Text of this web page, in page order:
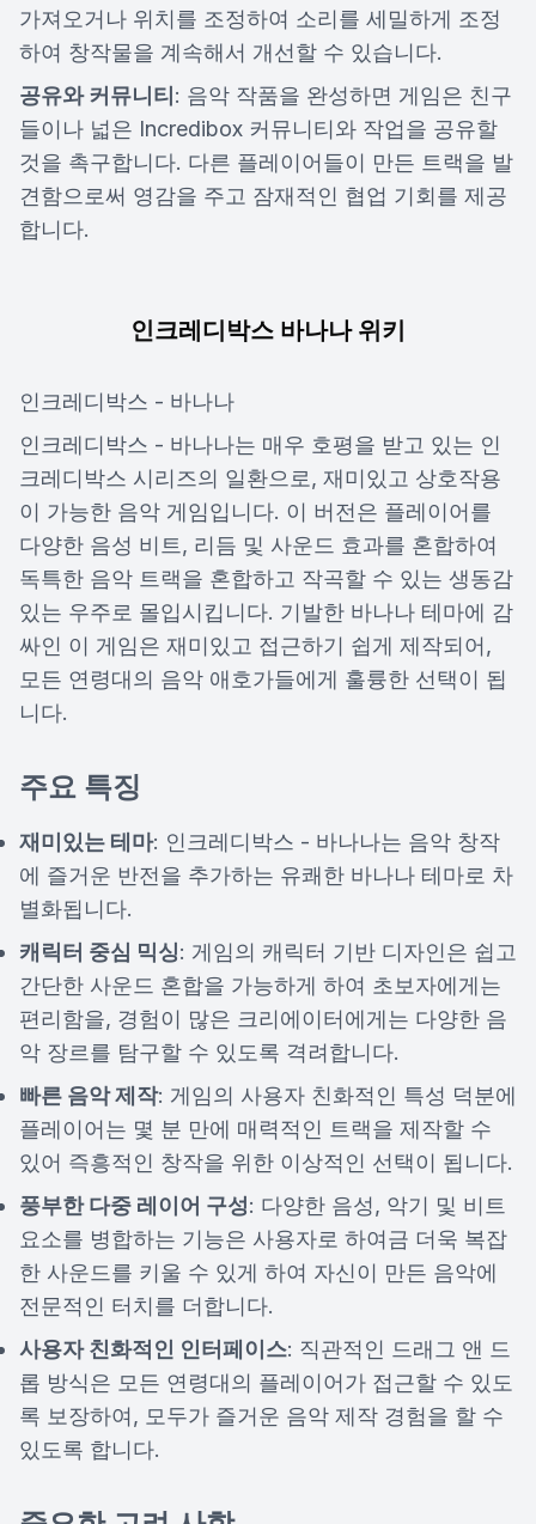
가져오거나 위치를 조정하여 소리를 세밀하게 조정
하여 창작물을 계속해서 개선할 수 있습니다.
공유와 커뮤니티 : 음악 작품을 완성하면 게임은 친구
들이나 넓은 Incredibox 커뮤니티와 작업을 공유할
것을 촉구합니다. 다른 플레이어들이 만든 트랙을 발
견함으로써 영감을 주고 잠재적인 협업 기회를 제공
합니다.
인크레디박스 바나나 위키
인크레디박스 - 바나나
인크레디박스 - 바나나는 매우 호평을 받고 있는 인
크레디박스 시리즈의 일환으로, 재미있고 상호작용
이 가능한 음악 게임입니다. 이 버전은 플레이어를
다양한 음성 비트, 리듬 및 사운드 효과를 혼합하여
독특한 음악 트랙을 혼합하고 작곡할 수 있는 생동감
있는 우주로 몰입시킵니다. 기발한 바나나 테마에 감
싸인 이 게임은 재미있고 접근하기 쉽게 제작되어,
모든 연령대의 음악 애호가들에게 훌륭한 선택이 됩
니다.
주요 특징
재미있는 테마: 인크레디박스 - 바나나는 음악 창작
에 즐거운 반전을 추가하는 유쾌한 바나나 테마로 차
별화됩니다.
캐릭터 중심 믹싱: 게임의 캐릭터 기반 디자인은 쉽고
간단한 사운드 혼합을 가능하게 하여 초보자에게는
편리함을, 경험이 많은 크리에이터에게는 다양한 음
악 장르를 탐구할 수 있도록 격려합니다.
빠른 음악 제작: 게임의 사용자 친화적인 특성 덕분에
플레이어는 몇 분 만에 매력적인 트랙을 제작할 수
있어 즉흥적인 창작을 위한 이상적인 선택이 됩니다.
풍부한 다중 레이어 구성: 다양한 음성, 악기 및 비트
요소를 병합하는 기능은 사용자로 하여금 더욱 복잡
한 사운드를 키울 수 있게 하여 자신이 만든 음악에
전문적인 터치를 더합니다.
사용자 친화적인 인터페이스: 직관적인 드래그 앤 드
롭 방식은 모든 연령대의 플레이어가 접근할 수 있도
록 보장하여, 모두가 즐거운 음악 제작 경험을 할 수
있도록 합니다.